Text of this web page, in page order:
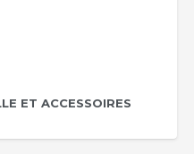
ET ACCESSOIRES